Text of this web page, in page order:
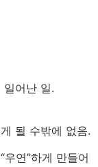
어난 일.
될 수밖에 없음.
연”하게 만들어